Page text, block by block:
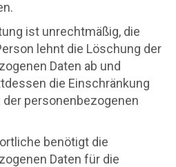
ist unrechtmäßig, die
lehnt die Löschung der
Daten ab und
die Einschränkung
personenbezogenen
benötigt die
Daten für die